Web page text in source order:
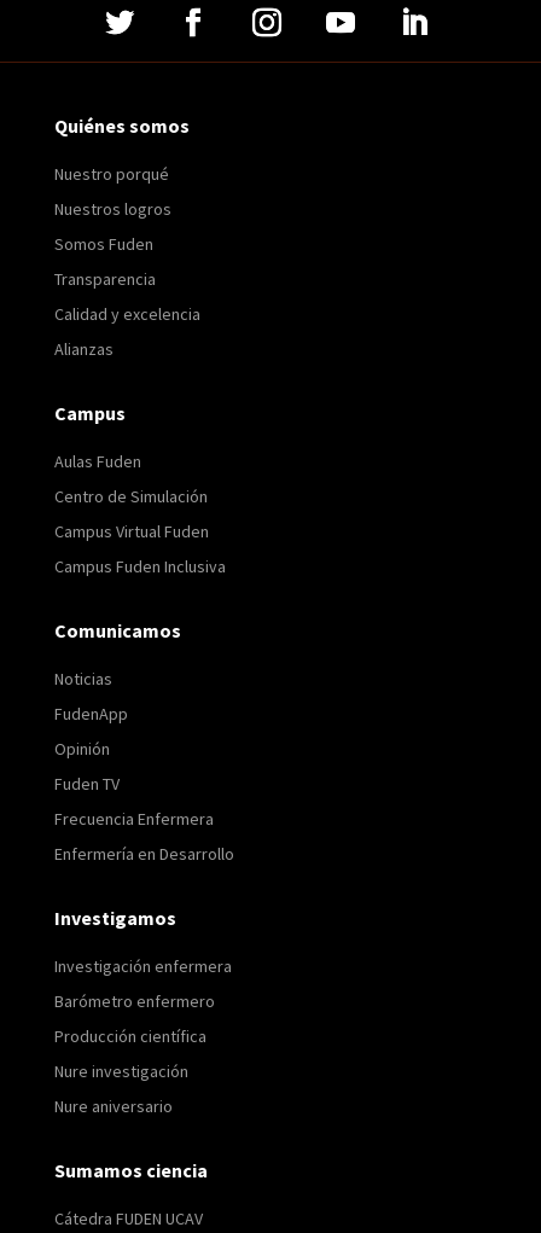
Quiénes somos
Nuestro porqué
Nuestros logros
Somos Fuden
Transparencia
Calidad y excelencia
Alianzas
Campus
Aulas Fuden
Centro de Simulación
Campus Virtual Fuden
Campus Fuden Inclusiva
Comunicamos
Noticias
FudenApp
Opinión
Fuden TV
Frecuencia Enfermera
Enfermería en Desarrollo
Investigamos
Investigación enfermera
Barómetro enfermero
Producción científica
Nure investigación
Nure aniversario
Sumamos ciencia
Cátedra FUDEN UCAV